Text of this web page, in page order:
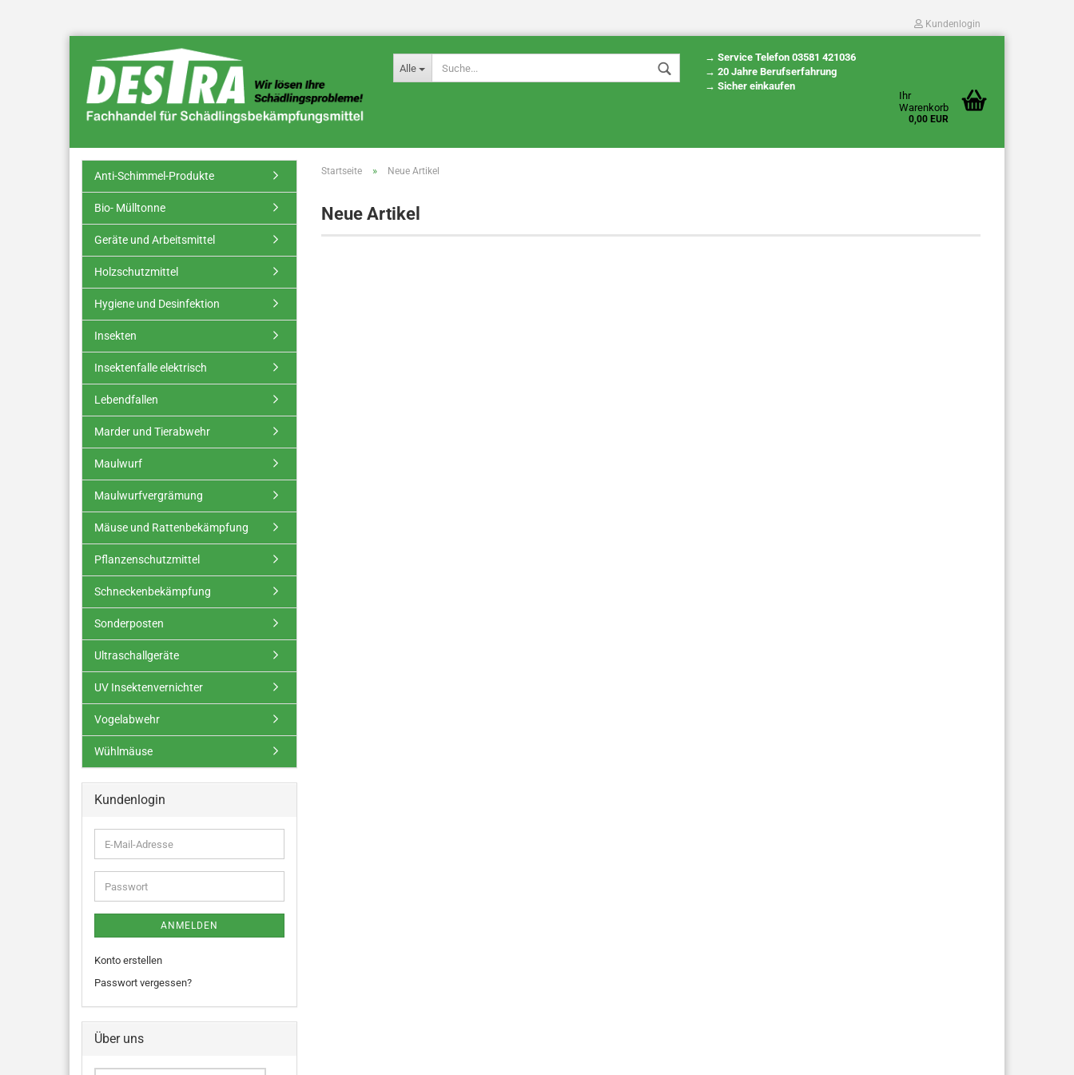
Kundenlogin
Alle
→ Service Telefon 03581 421036
→ 20 Jahre Berufserfahrung
→ Sicher einkaufen
Ihr
Warenkorb
0,00 EUR
Startseite » Neue Artikel
Neue Artikel
Anti-Schimmel-Produkte
Bio- Mülltonne
Geräte und Arbeitsmittel
Holzschutzmittel
Hygiene und Desinfektion
Insekten
Insektenfalle elektrisch
Lebendfallen
Marder und Tierabwehr
Maulwurf
Maulwurfvergrämung
Mäuse und Rattenbekämpfung
Pflanzenschutzmittel
Schneckenbekämpfung
Sonderposten
Ultraschallgeräte
UV Insektenvernichter
Vogelabwehr
Wühlmäuse
Kundenlogin
ANMELDEN
Konto erstellen
Passwort vergessen?
Über uns